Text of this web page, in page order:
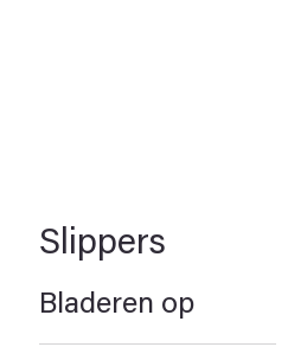
Slippers
Bladeren op